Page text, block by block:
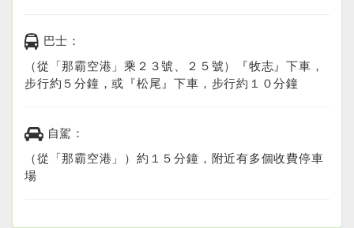
巴士：
（從「那霸空港」乘２３號、２５號）『牧志』下車，
步行約５分鐘，或『松尾』下車，步行約１０分鐘
自駕：
（從「那霸空港」）約１５分鐘，附近有多個收費停車
場